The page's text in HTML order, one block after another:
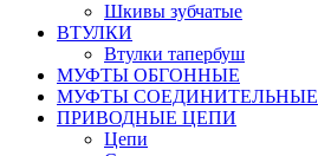
Шкивы зубчатые
ВТУЛКИ
Втулки тапербуш
МУФТЫ ОБГОННЫЕ
МУФТЫ СОЕДИНИТЕЛЬНЫЕ
ПРИВОДНЫЕ ЦЕПИ
Цепи